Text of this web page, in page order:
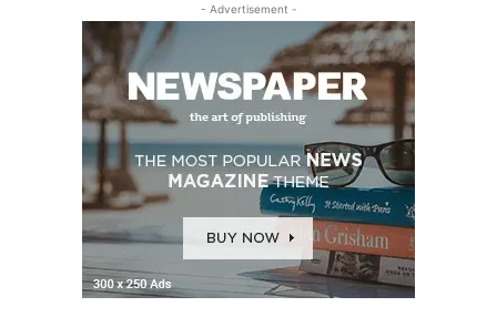
- Advertisement -